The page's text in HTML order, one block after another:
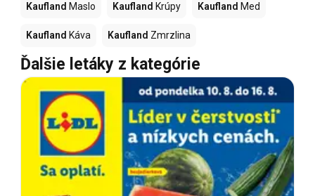
Kaufland Maslo Kaufland Krúpy Kaufland Med
Kaufland Káva Kaufland Zmrzlina
Ďalšie letáky z kategórie